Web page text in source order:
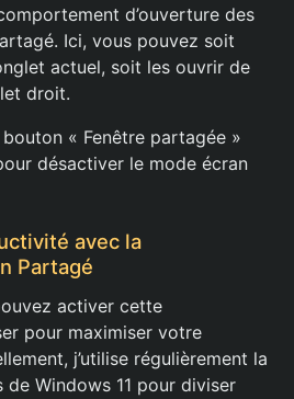
d’ouverture des
Ici, vous pouvez soit
actuel, soit les ouvrir de
droit.
« Fenêtre partagée »
désactiver le mode écran
avec la
Partagé
activer cette
pour maximiser votre
j’utilise régulièrement la
Windows 11 pour diviser